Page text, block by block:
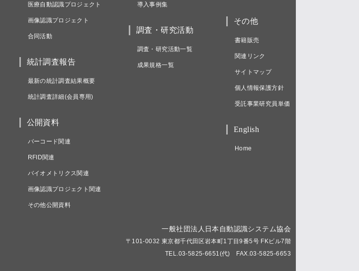
医療自動認識プロジェクト
画像認識プロジェクト
合同活動
統計調査報告
最新の統計調査結果概要
統計調査詳細(会員専用)
公開資料
バーコード関連
RFID関連
バイオメトリクス関連
画像認識プロジェクト関連
その他公開資料
導入事例集
調査・研究活動
調査・研究活動一覧
成果規格一覧
その他
書籍販売
関連リンク
サイトマップ
個人情報保護方針
受託事業研究員単価
English
Home
一般社団法人日本自動認識システム協会
〒101-0032 東京都千代田区岩本町1丁目9番5号 FKビル7階
TEL.03-5825-6651(代) FAX.03-5825-6653